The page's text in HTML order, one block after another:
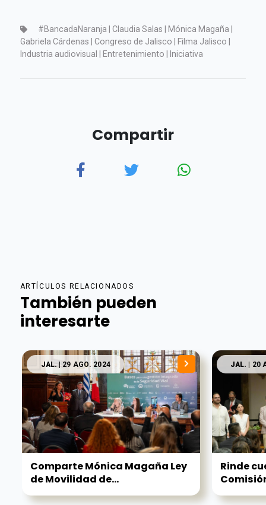
#BancadaNaranja | Claudia Salas | Mónica Magaña |
Gabriela Cárdenas | Congreso de Jalisco | Filma Jalisco |
Industria audiovisual | Entretenimiento | Iniciativa
Compartir
ARTÍCULOS RELACIONADOS
También pueden
interesarte
JAL. | 29 AGO. 2024
Comparte Mónica Magaña Ley
de Movilidad de...
JAL. | 20
Rinde